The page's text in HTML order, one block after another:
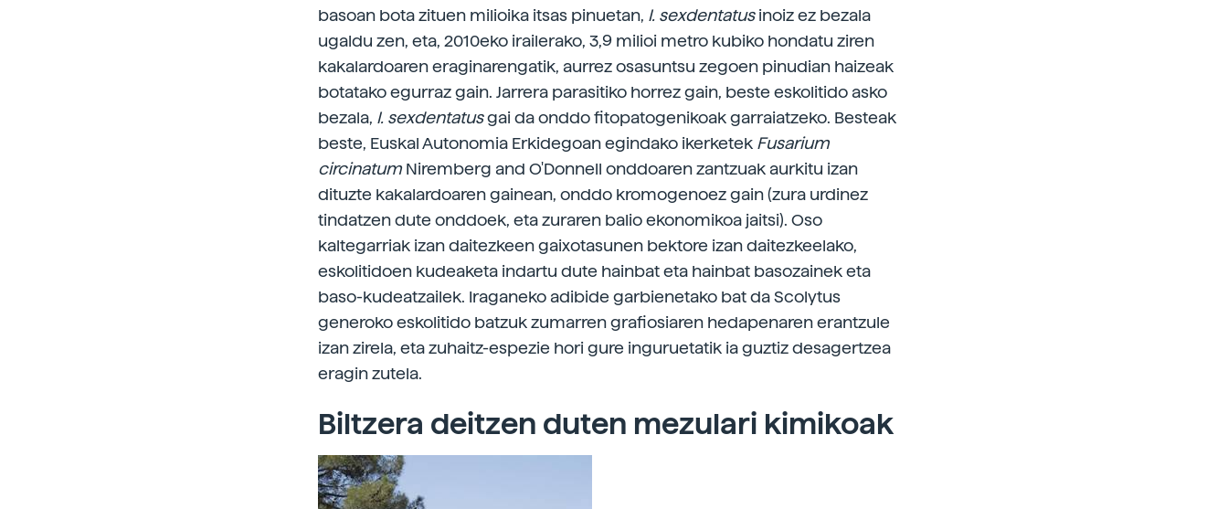
basoan bota zituen milioika itsas pinuetan, I. sexdentatusinoiz ez bezala
ugaldu zen, eta, 2010eko irailerako, 3,9 milioi metro kubiko hondatu ziren
kakalardoaren eraginarengatik, aurrez osasuntsu zegoen pinudian haizeak
botatako egurraz gain. Jarrera parasitiko horrez gain, beste eskolitido asko
bezala, I. sexdentatusgai da onddo fitopatogenikoak garraiatzeko. Besteak
beste, Euskal Autonomia Erkidegoan egindako ikerketek Fusarium
circinatumNiremberg and O'Donnell onddoaren zantzuak aurkitu izan
dituzte kakalardoaren gainean, onddo kromogenoez gain (zura urdinez
tindatzen dute onddoek, eta zuraren balio ekonomikoa jaitsi). Oso
kaltegarriak izan daitezkeen gaixotasunen bektore izan daitezkeelako,
eskolitidoen kudeaketa indartu dute hainbat eta hainbat basozainek eta
baso-kudeatzailek. Iraganeko adibide garbienetako bat da Scolytus
generoko eskolitido batzuk zumarren grafiosiaren hedapenaren erantzule
izan zirela, eta zuhaitz-espezie hori gure inguruetatik ia guztiz desagertzea
eragin zutela.
Biltzera deitzen duten mezulari kimikoak